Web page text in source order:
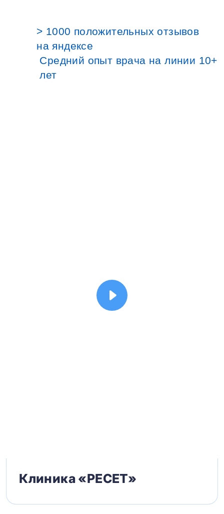
> 1000 положительных отзывов
на яндексе
Средний опыт врача на линии 10+
лет
Клиника «РЕСЕТ»